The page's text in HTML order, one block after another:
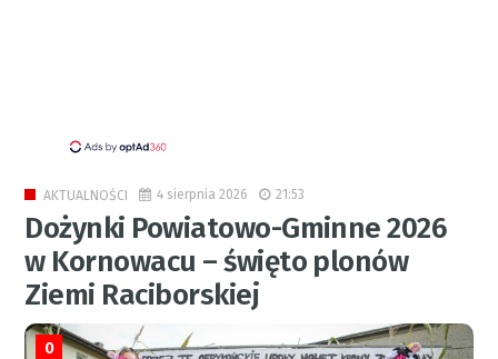
AKTUALNOŚCI 4 sierpnia 2026 21:53
Dożynki Powiatowo-Gminne 2026
w Kornowacu – święto plonów
Ziemi Raciborskiej
0